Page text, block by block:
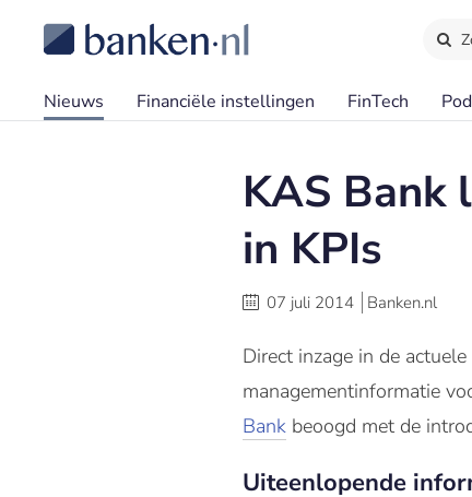
Nieuws Financiële instellingen FinTech
KAS Bank
in KPIs
07 juli 2014 Banken.nl
Direct inzage in de
managementinformatie
Bank beoogd met de
Uiteenlopende